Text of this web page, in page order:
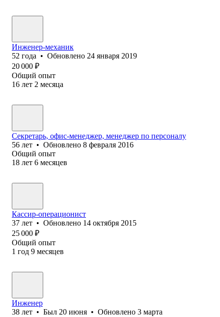
Инженер-механик
52 года • Обновлено 24 января 2019
20 000 ₽
Общий опыт
16 лет 2 месяца
Секретарь, офис-менеджер, менеджер по персоналу
56 лет • Обновлено 8 февраля 2016
Общий опыт
18 лет 6 месяцев
Кассир-операционист
37 лет • Обновлено 14 октября 2015
25 000 ₽
Общий опыт
1 год 9 месяцев
Инженер
38 лет • Был 20 июня • Обновлено 3 марта